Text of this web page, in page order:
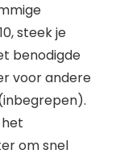
steek je
benodigde
voor andere
om snel